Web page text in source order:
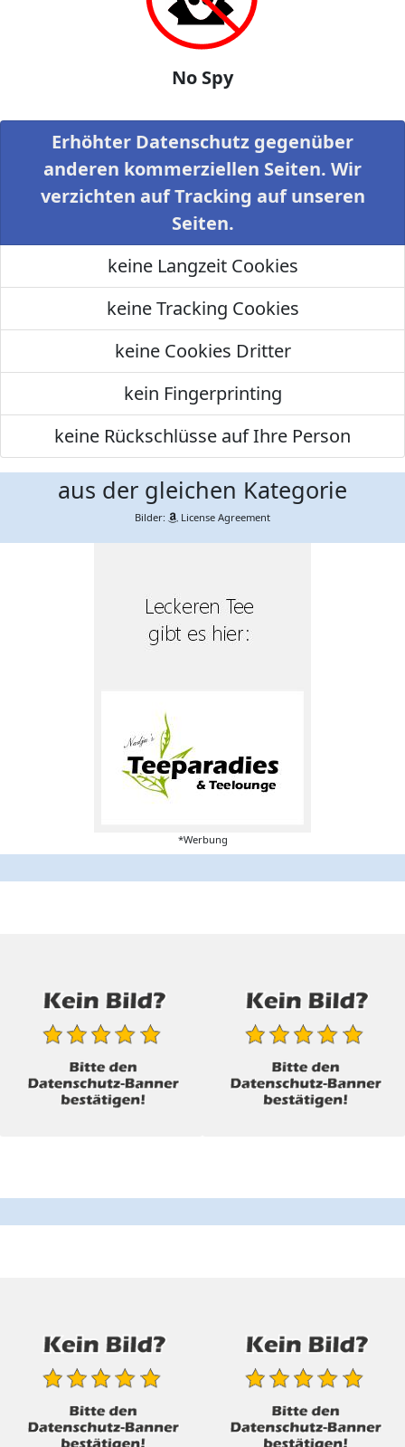
No Spy
Erhöhter Datenschutz gegenüber
anderen kommerziellen Seiten. Wir
verzichten auf Tracking auf unseren
Seiten.
keine Langzeit Cookies
keine Tracking Cookies
keine Cookies Dritter
kein Fingerprinting
keine Rückschlüsse auf Ihre Person
aus der gleichen Kategorie
Bilder: License Agreement
*Werbung